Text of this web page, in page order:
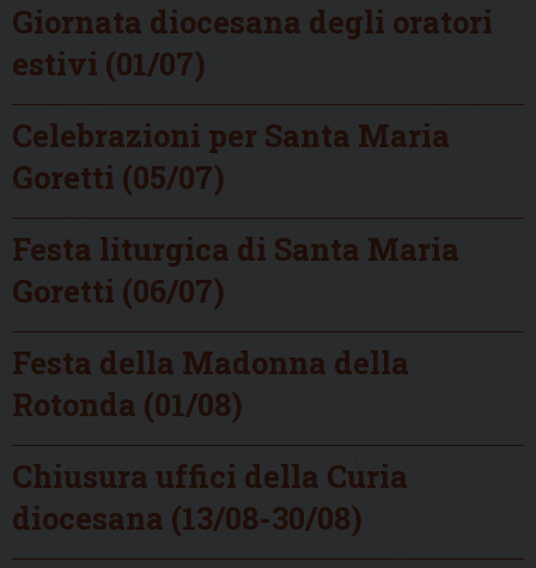
Giornata diocesana degli oratori
estivi (01/07)
Celebrazioni per Santa Maria
Goretti (05/07)
Festa liturgica di Santa Maria
Goretti (06/07)
Festa della Madonna della
Rotonda (01/08)
Chiusura uffici della Curia
diocesana (13/08-30/08)